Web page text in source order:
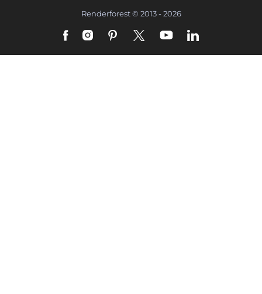
Renderforest © 2013 - 2026